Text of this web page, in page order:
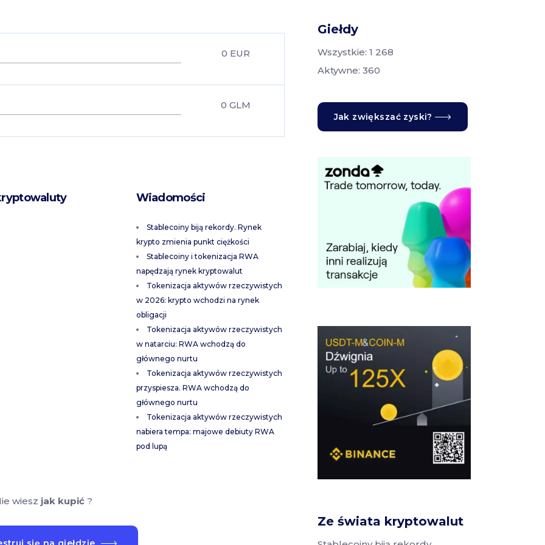
0 EUR
0 GLM
Wiadomości
Stablecoiny biją rekordy. Rynek
krypto zmienia punkt ciężkości
Stablecoiny i tokenizacja RWA
napędzają rynek kryptowalut
Tokenizacja aktywów rzeczywistych
w 2026: krypto wchodzi na rynek
obligacji
Tokenizacja aktywów rzeczywistych
w natarciu: RWA wchodzą do
głównego nurtu
Tokenizacja aktywów rzeczywistych
przyspiesza. RWA wchodzą do
głównego nurtu
Tokenizacja aktywów rzeczywistych
nabiera tempa: majowe debiuty RWA
pod lupą
wiesz jak kupić?
Giełdy
Wszystkie: 1 268
Aktywne: 360
Jak zwiększać zyski?
Ze świata kryptowalut